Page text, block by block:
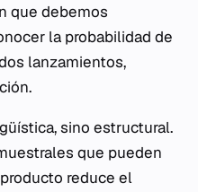
que debemos
la probabilidad de
lanzamientos,
sino estructural.
que pueden
reduce el